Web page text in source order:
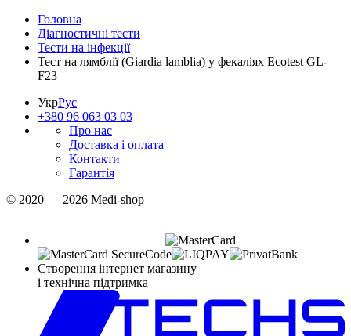
Головна
Діагностичні тести
Тести на інфекції
Тест на лямблії (Giardia lamblia) у фекаліях Ecotest GL-
F23
УкрРус
+380 96 063 03 03
Про нас
Доставка і оплата
Контакти
Гарантія
© 2020 — 2026 Medi-shop
Створення інтернет магазину
і технічна підтримка